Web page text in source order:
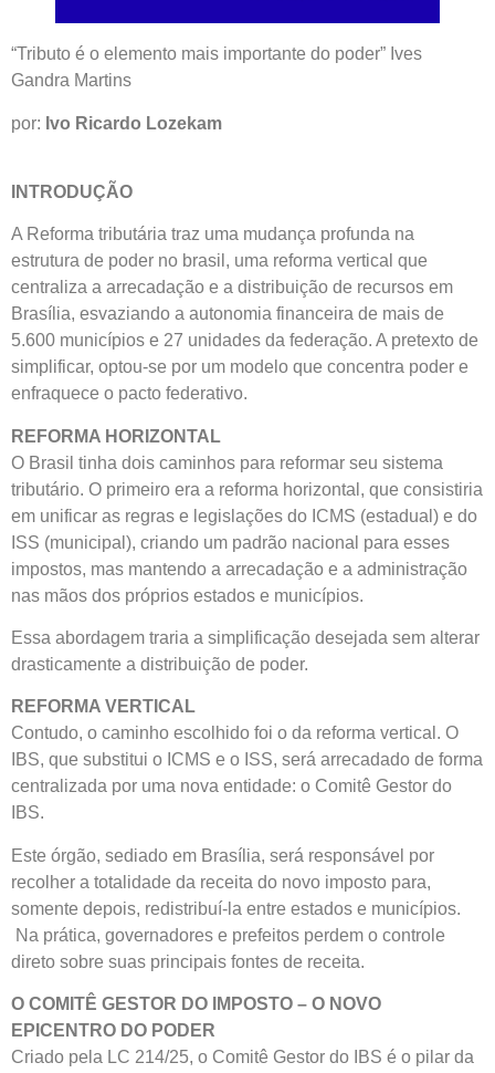
“Tributo é o elemento mais importante do poder” Ives
Gandra Martins
por: Ivo Ricardo Lozekam
INTRODUÇÃO
A Reforma tributária traz uma mudança profunda na
estrutura de poder no brasil, uma reforma vertical que
centraliza a arrecadação e a distribuição de recursos em
Brasília, esvaziando a autonomia financeira de mais de
5.600 municípios e 27 unidades da federação. A pretexto de
simplificar, optou-se por um modelo que concentra poder e
enfraquece o pacto federativo.
REFORMA HORIZONTAL
O Brasil tinha dois caminhos para reformar seu sistema
tributário. O primeiro era a reforma horizontal, que consistiria
em unificar as regras e legislações do ICMS (estadual) e do
ISS (municipal), criando um padrão nacional para esses
impostos, mas mantendo a arrecadação e a administração
nas mãos dos próprios estados e municípios.
Essa abordagem traria a simplificação desejada sem alterar
drasticamente a distribuição de poder.
REFORMA VERTICAL
Contudo, o caminho escolhido foi o da reforma vertical. O
IBS, que substitui o ICMS e o ISS, será arrecadado de forma
centralizada por uma nova entidade: o Comitê Gestor do
IBS.
Este órgão, sediado em Brasília, será responsável por
recolher a totalidade da receita do novo imposto para,
somente depois, redistribuí-la entre estados e municípios.
Na prática, governadores e prefeitos perdem o controle
direto sobre suas principais fontes de receita.
O COMITÊ GESTOR DO IMPOSTO – O NOVO
EPICENTRO DO PODER
Criado pela LC 214/25, o Comitê Gestor do IBS é o pilar da